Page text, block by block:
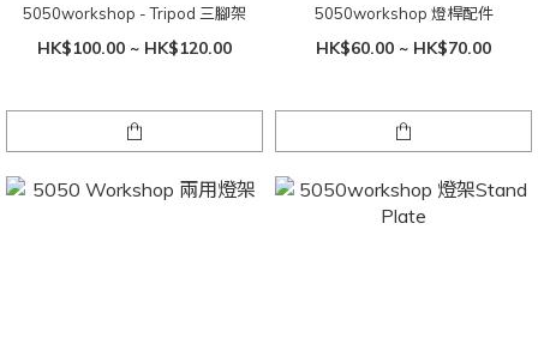
5050workshop - Tripod 三腳架
HK$100.00 ~ HK$120.00
5050workshop 燈桿配件
HK$60.00 ~ HK$70.00